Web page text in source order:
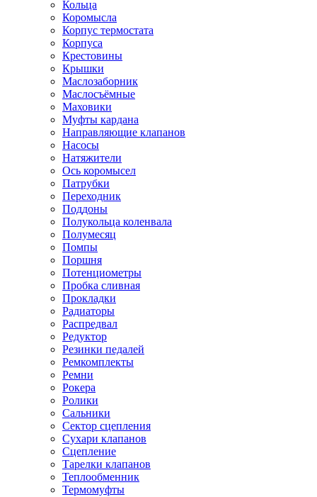
Кольца
Коромысла
Корпус термостата
Корпуса
Крестовины
Крышки
Маслозаборник
Маслосъёмные
Маховики
Муфты кардана
Направляющие клапанов
Насосы
Натяжители
Ось коромысел
Патрубки
Переходник
Поддоны
Полукольца коленвала
Полумесяц
Помпы
Поршня
Потенциометры
Пробка сливная
Прокладки
Радиаторы
Распредвал
Редуктор
Резинки педалей
Ремкомплекты
Ремни
Рокера
Ролики
Сальники
Сектор сцепления
Сухари клапанов
Сцепление
Тарелки клапанов
Теплообменник
Термомуфты